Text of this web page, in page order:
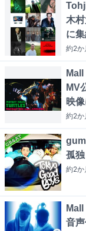
木
に
約2か
MV
映
約2か
孤
約2か
音